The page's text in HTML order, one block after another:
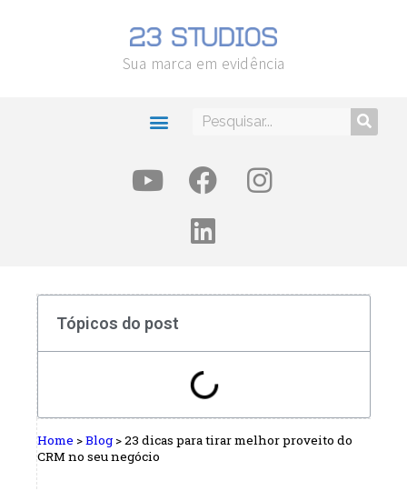
Sua marca em evidência
Tópicos do post
Home >Blog >23 dicas para tirar melhor proveito do
CRM no seu negócio